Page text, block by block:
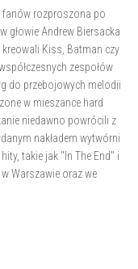
fanów rozproszona po
głowie Andrew Biersacka
Kiss, Batman czy
zespołów
do przebojowych melodii
w mieszance hard
niedawno powrócili z
nakładem wytwórni
takie jak "In The End" i
Warszawie oraz we